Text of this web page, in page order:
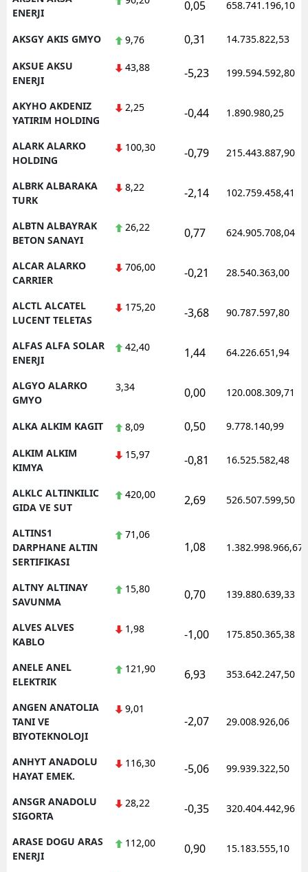
ENERJI
0,05 658.741.196,10
AKSGY AKIS GMYO 9,76 0,31 14.735.822,53
AKSUE AKSU
ENERJI
43,88 -5,23 199.594.592,80
AKYHO AKDENIZ
YATIRIM HOLDING
2,25 -0,44 1.890.980,25
ALARK ALARKO
HOLDING
100,30 -0,79 215.443.887,90
ALBRK ALBARAKA
TURK
8,22 -2,14 102.759.458,41
ALBTN ALBAYRAK
BETON SANAYI
26,22 0,77 624.905.708,04
ALCAR ALARKO
CARRIER
706,00 -0,21 28.540.363,00
ALCTL ALCATEL
LUCENT TELETAS
175,20 -3,68 90.787.597,80
ALFAS ALFA SOLAR
ENERJI
42,40 1,44 64.226.651,94
ALGYO ALARKO
GMYO
3,34 0,00 120.008.309,71
ALKA ALKIM KAGIT 8,09 0,50 9.778.140,99
ALKIM ALKIM
KIMYA
15,97 -0,81 16.525.582,48
ALKLC ALTINKILIC
GIDA VE SUT
420,00 2,69 526.507.599,50
ALTINS1
DARPHANE ALTIN
SERTIFIKASI
71,06
1,08 1.382.998.966,67
ALTNY ALTINAY
SAVUNMA
15,80 0,70 139.880.639,33
ALVES ALVES
KABLO
1,98 -1,00 175.850.365,38
ANELE ANEL
ELEKTRIK
121,90 6,93 353.642.247,50
ANGEN ANATOLIA
TANI VE
BIYOTEKNOLOJI
9,01
-2,07 29.008.926,06
ANHYT ANADOLU
HAYAT EMEK.
116,30 -5,06 99.939.322,50
ANSGR ANADOLU
SIGORTA
28,22 -0,35 320.404.442,96
ARASE DOGU ARAS
ENERJI
112,00 0,90 15.183.555,10